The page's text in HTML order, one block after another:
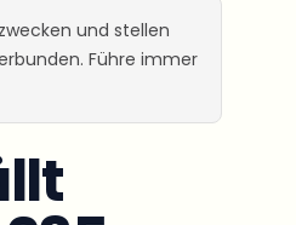
und stellen
Führe immer